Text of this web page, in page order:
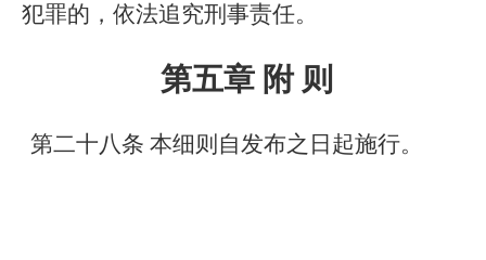
犯罪的，依法追究刑事责任。
第五章 附 则
第二十八条 本细则自发布之日起施行。